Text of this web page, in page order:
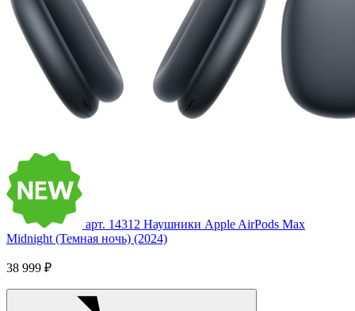
арт. 14312 Наушники Apple AirPods Max
Midnight (Темная ночь) (2024)
38 999 ₽